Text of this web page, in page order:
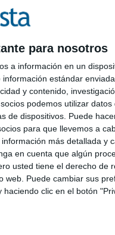
para nosotros
a información en un
estándar
y contenido,
podemos utilizar datos
de dispositivos. Puede
para que llevemos a
más detallada y
en cuenta que algún
usted tiene el derecho de
web. Puede cambiar sus
clic en el botón
la inteligencia
históricas
patrones
maximizar el
las que